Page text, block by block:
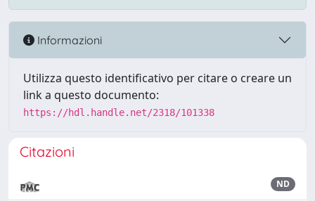
Informazioni
Utilizza questo identificativo per citare o creare un
link a questo documento:
https://hdl.handle.net/2318/101338
Citazioni
ND